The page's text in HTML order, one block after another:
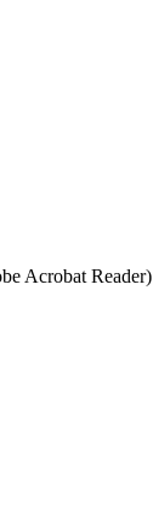
Acrobat Reader)